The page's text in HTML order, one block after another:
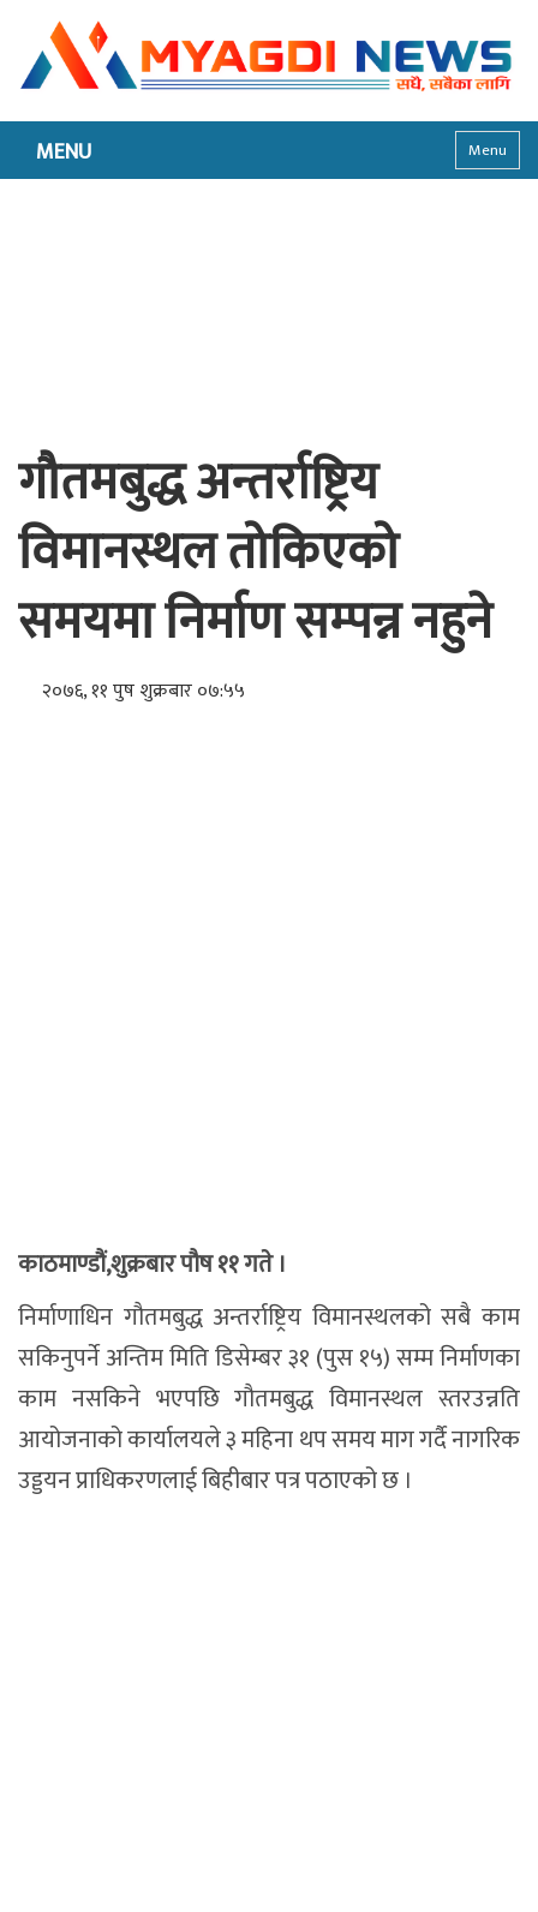
MENU Menu
गौतमबुद्ध अन्तर्राष्ट्रिय
विमानस्थल तोकिएको
समयमा निर्माण सम्पन्न नहुने
२०७६, ११ पुष शुक्रबार ०७:५५
काठमाण्डौं,शुक्रबार पौष ११ गते ।
निर्माणाधिन गौतमबुद्ध अन्तर्राष्ट्रिय विमानस्थलको सबै काम
सकिनुपर्ने अन्तिम मिति डिसेम्बर ३१ (पुस १५) सम्म निर्माणका
काम नसकिने भएपछि गौतमबुद्ध विमानस्थल स्तरउन्नति
आयोजनाको कार्यालयले ३ महिना थप समय माग गर्दै नागरिक
उड्डयन प्राधिकरणलाई बिहीबार पत्र पठाएको छ ।